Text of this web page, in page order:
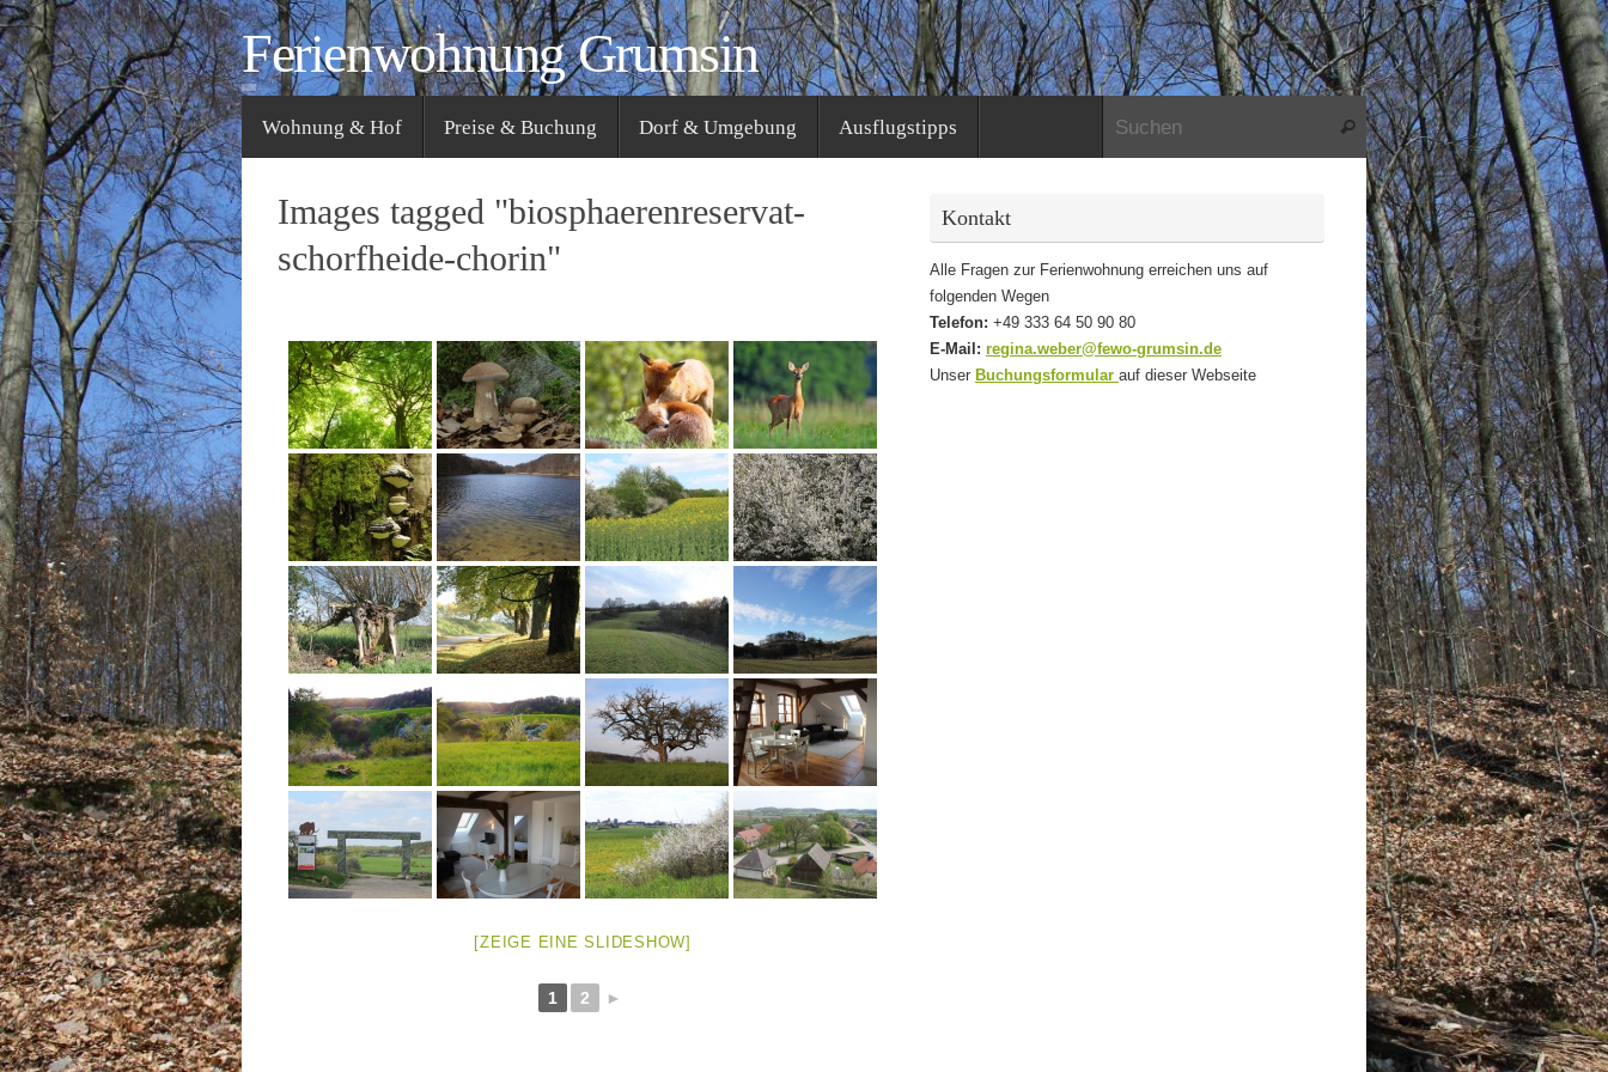
Zum
Inhalt
springen
Ferienwohnung Grumsin
Zum
Inhalt
springen
Wohnung & Hof Preise & Buchung Dorf & Umgebung Ausflugstipps
Suche nach:
Suchen
Images tagged "biosphaerenreservat-
schorfheide-chorin"
[ZEIGE EINE SLIDESHOW]
1 2 ►
Kontakt
Alle Fragen zur Ferienwohnung erreichen uns auf
folgenden Wegen
Telefon: +49 333 64 50 90 80
E-Mail: regina.weber@fewo-grumsin.de
Unser Buchungsformular auf dieser Webseite